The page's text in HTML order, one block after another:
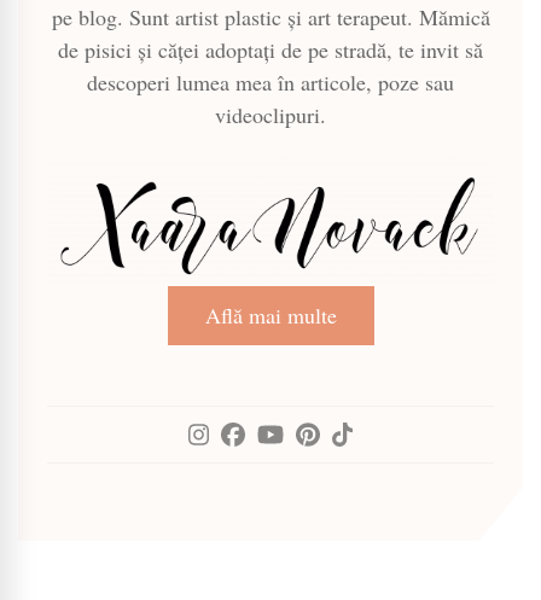
pe blog. Sunt artist plastic și art terapeut. Mămică
de pisici și căței adoptați de pe stradă, te invit să
descoperi lumea mea în articole, poze sau
videoclipuri.
Află mai multe